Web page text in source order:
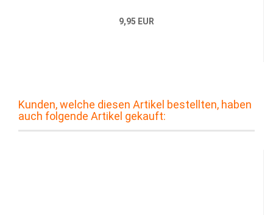
9,95 EUR
Kunden, welche diesen Artikel bestellten, haben
auch folgende Artikel gekauft: